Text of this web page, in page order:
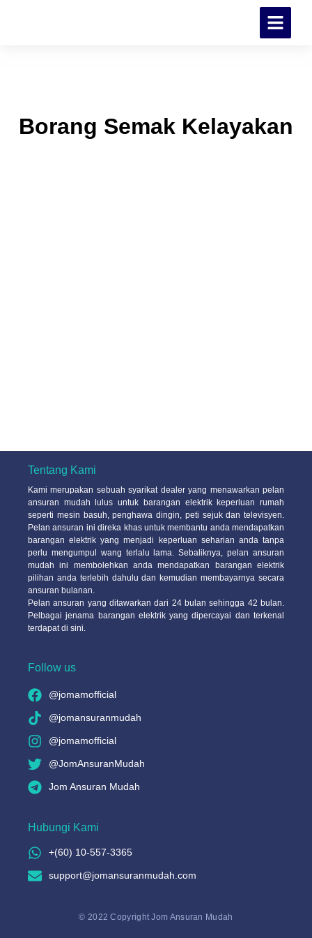
Borang Semak Kelayakan
Tentang Kami
Kami merupakan sebuah syarikat dealer yang menawarkan pelan
ansuran mudah lulus untuk barangan elektrik keperluan rumah
seperti mesin basuh, penghawa dingin, peti sejuk dan televisyen.
Pelan ansuran ini direka khas untuk membantu anda mendapatkan
barangan elektrik yang menjadi keperluan seharian anda tanpa
perlu mengumpul wang terlalu lama. Sebaliknya, pelan ansuran
mudah ini membolehkan anda mendapatkan barangan elektrik
pilihan anda terlebih dahulu dan kemudian membayarnya secara
ansuran bulanan.
Pelan ansuran yang ditawarkan dari 24 bulan sehingga 42 bulan.
Pelbagai jenama barangan elektrik yang dipercayai dan terkenal
terdapat di sini.
Follow us
@jomamofficial
@jomansuranmudah
@jomamofficial
@JomAnsuranMudah
Jom Ansuran Mudah
Hubungi Kami
+(60) 10-557-3365
support@jomansuranmudah.com
© 2022 Copyright Jom Ansuran Mudah